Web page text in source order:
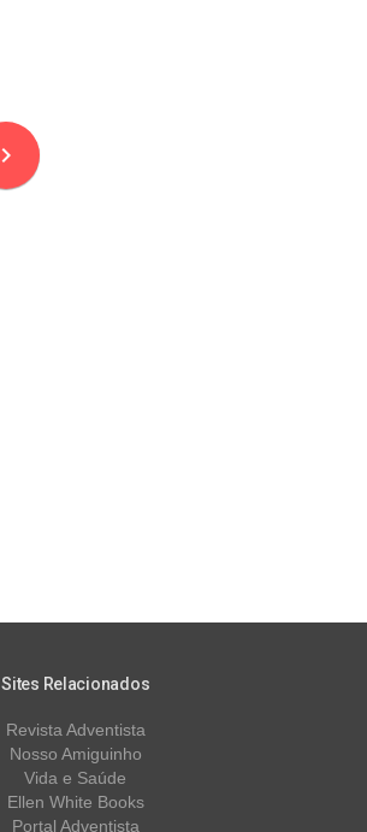
navigate_next
Sites Relacionados
Revista Adventista
Nosso Amiguinho
Vida e Saúde
Ellen White Books
Portal Adventista